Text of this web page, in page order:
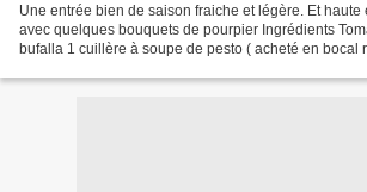
Une entrée bien de saison fraiche et légère. Et haute
avec quelques bouquets de pourpier Ingrédients
bufalla 1 cuillère à soupe de pesto ( acheté en bocal